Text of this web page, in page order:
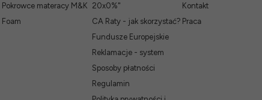
Pokrowce materacy M&K
Foam
20x0%"
CA Raty - jak skorzystać?
Fundusze Europejskie
Reklamacje - system
Sposoby płatności
Regulamin
Kontakt
Praca